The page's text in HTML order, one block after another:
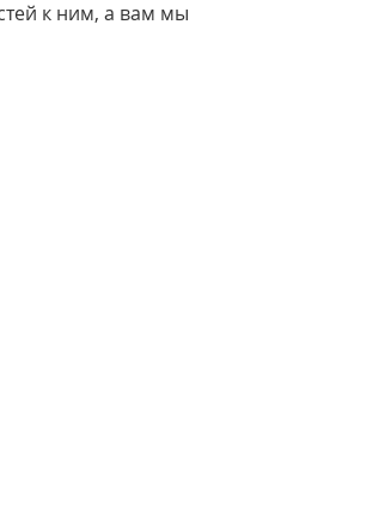
к ним, а вам мы